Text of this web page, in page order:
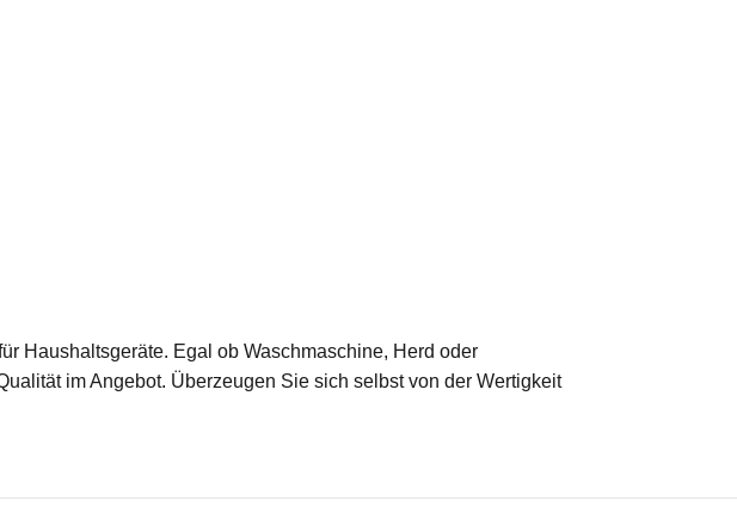
Haushaltsgeräte. Egal ob Waschmaschine, Herd oder
im Angebot. Überzeugen Sie sich selbst von der Wertigkeit